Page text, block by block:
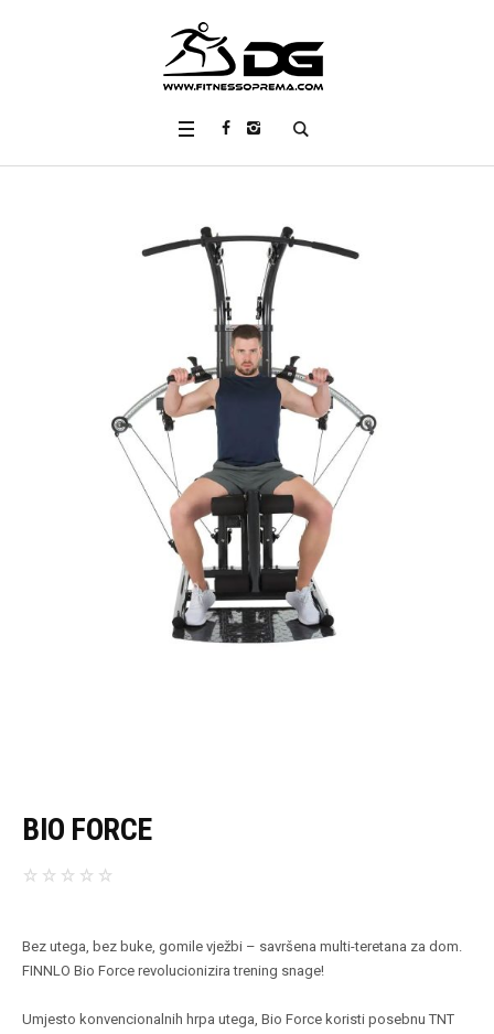
BIO FORCE
Bez utega, bez buke, gomile vježbi – savršena multi-teretana za dom.
FINNLO Bio Force revolucionizira trening snage!
Umjesto konvencionalnih hrpa utega, Bio Force koristi posebnu TNT